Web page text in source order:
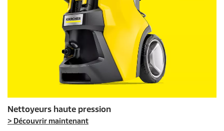
Nettoyeurs haute pression
> Découvrir maintenant